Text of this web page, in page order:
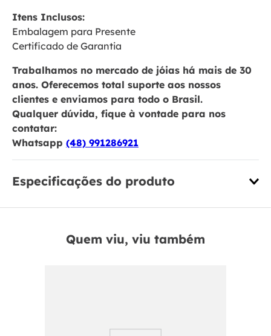
Itens Inclusos:
Embalagem para Presente
Certificado de Garantia
Trabalhamos no mercado de jóias há mais de 30
anos. Oferecemos total suporte aos nossos
clientes e enviamos para todo o Brasil.
Qualquer dúvida, fique à vontade para nos
contatar:
Whatsapp (48) 991286921
Especificações do produto
Quem viu, viu também